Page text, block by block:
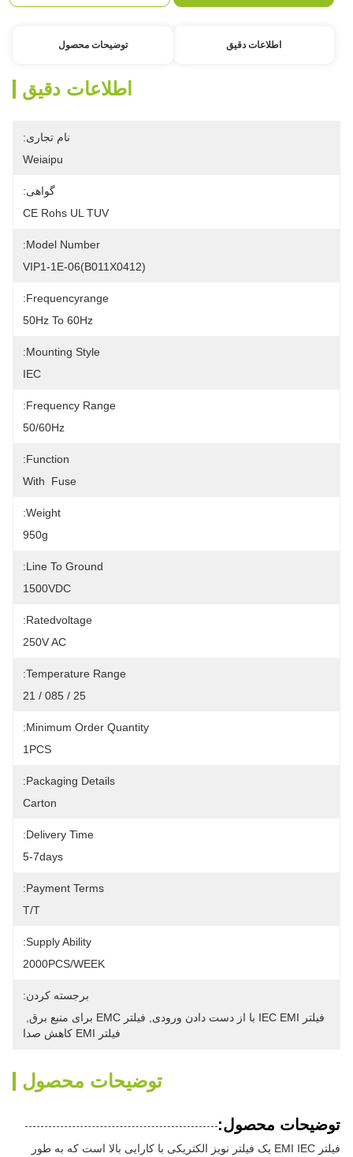
اطلاعات دقیق توضیحات محصول
اطلاعات دقیق
نام تجاری:
Weiaipu
گواهی:
CE Rohs UL TUV
Model Number:
VIP1-1E-06(B011X0412)
Frequencyrange:
50Hz To 60Hz
Mounting Style:
IEC
Frequency Range:
50/60Hz
Function:
With  Fuse
Weight:
950g
Line To Ground:
1500VDC
Ratedvoltage:
250V AC
Temperature Range:
25 / 085 / 21
Minimum Order Quantity:
1PCS
Packaging Details:
Carton
Delivery Time:
5-7days
Payment Terms:
T/T
Supply Ability:
2000PCS/WEEK
برجسته کردن:
فیلتر IEC EMI با از دست دادن ورودی
فیلتر EMC برای منبع برق
فیلتر EMI کاهش صدا
توضیحات محصول
توضیحات محصول:
فیلتر EMI IEC یک فیلتر نویز الکتریکی با کارایی بالا است که به طور